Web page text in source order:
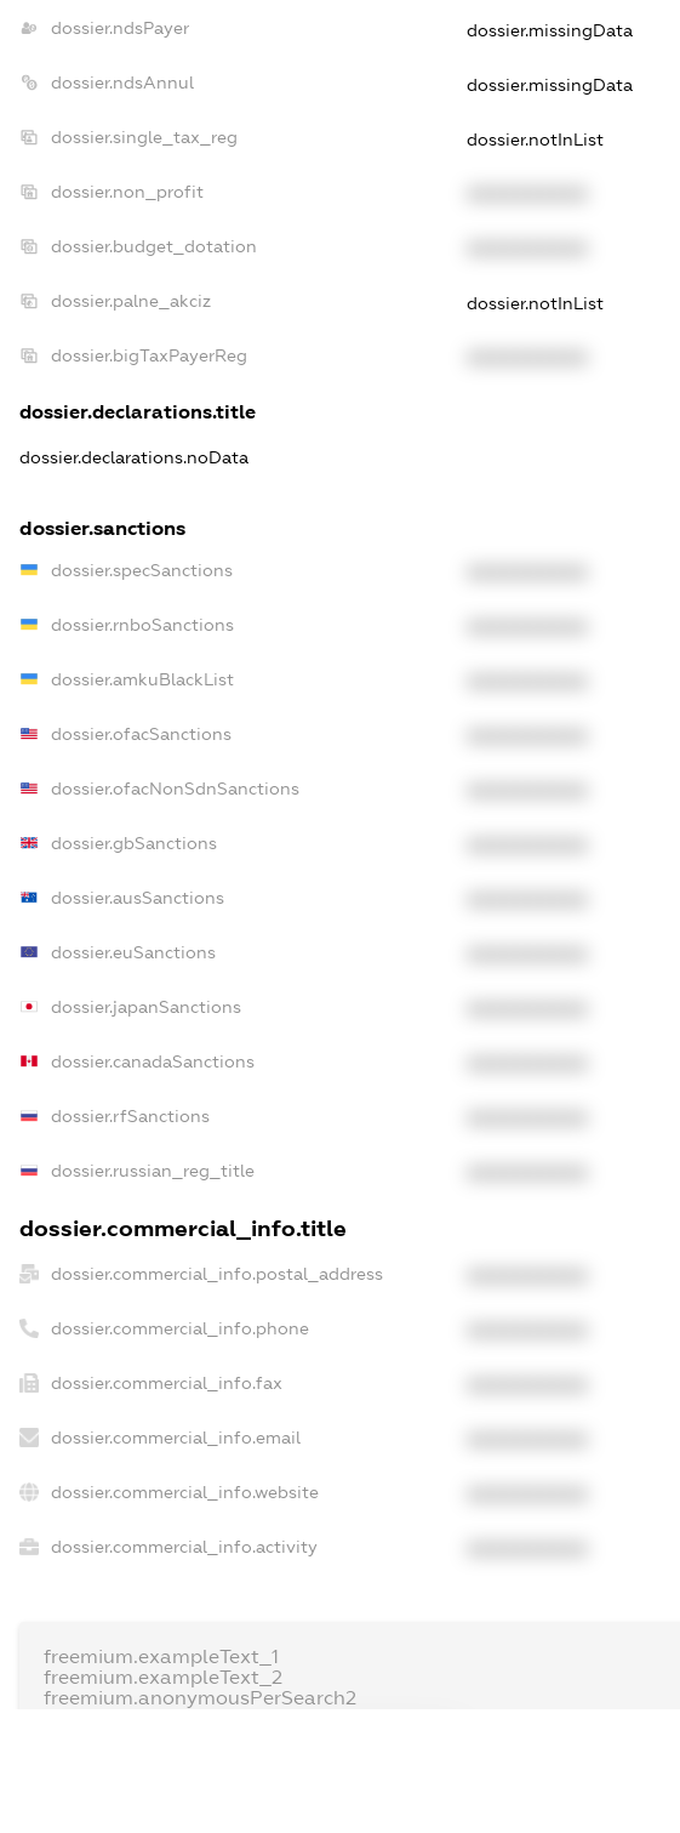
dossier.ndsPayer dossier.missingData
dossier.ndsAnnul dossier.missingData
dossier.single_tax_reg dossier.notInList
dossier.non_profit
dossier.budget_dotation
dossier.palne_akciz dossier.notInList
dossier.bigTaxPayerReg
dossier.declarations.title
dossier.declarations.noData
dossier.sanctions
dossier.specSanctions
dossier.rnboSanctions
dossier.amkuBlackList
dossier.ofacSanctions
dossier.ofacNonSdnSanctions
dossier.gbSanctions
dossier.ausSanctions
dossier.euSanctions
dossier.japanSanctions
dossier.canadaSanctions
dossier.rfSanctions
dossier.russian_reg_title
dossier.commercial_info.title
dossier.commercial_info.postal_address
dossier.commercial_info.phone
dossier.commercial_info.fax
dossier.commercial_info.email
dossier.commercial_info.website
dossier.commercial_info.activity
freemium.exampleText_1
freemium.exampleText_2
freemium.anonymousPerSearch2